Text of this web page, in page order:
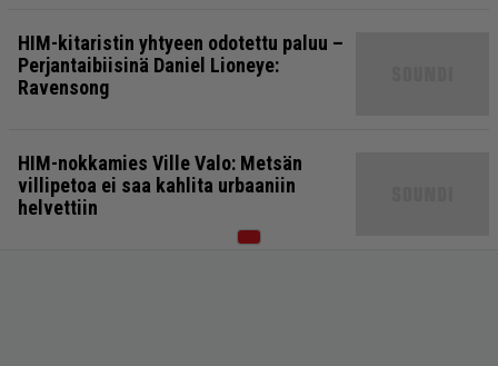
HIM-kitaristin yhtyeen odotettu paluu –
Perjantaibiisinä Daniel Lioneye:
Ravensong
HIM-nokkamies Ville Valo: Metsän
villipetoa ei saa kahlita urbaaniin
helvettiin